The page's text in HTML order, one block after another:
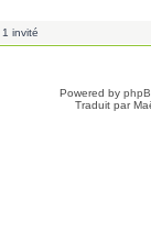
invité
Powered by
Traduit par